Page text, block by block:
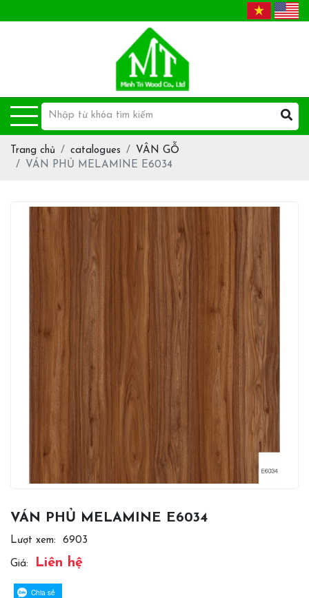
Trang chủ catalogues
VÂN GỖ
VÁN PHỦ MELAMINE E6034
VÁN PHỦ MELAMINE E6034
Lượt xem: 6903
Giá: Liên hệ
Chia sẻ